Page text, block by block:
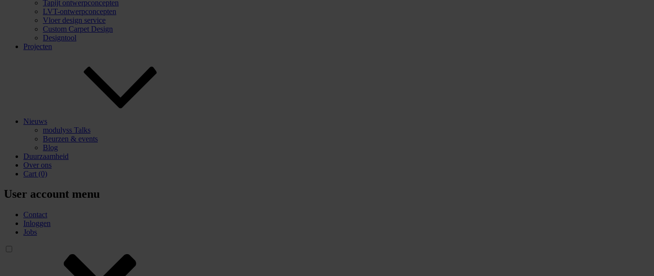
Tapijt ontwerpconcepten
LVT-ontwerpconcepten
Vloer design service
Custom Carpet Design
Designtool
Projecten
Nieuws
modulyss Talks
Beurzen & events
Blog
Duurzaamheid
Over ons
Cart (0)
User account menu
Contact
Inloggen
Jobs